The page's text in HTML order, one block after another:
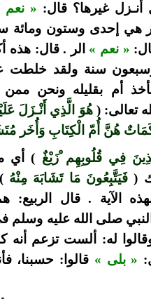
غيرها؟ قال: « نعم
هي إحدى وستون ومائة
« نعم » الر . قال: هذه
سنة ولقد خلطت
نأخذ أم بقليله ونحن ممن
تعالى: ( هُوَ الَّذِي أَنْـزَلَ
هُنَّ أُمّ الْكِتَابِ وَأُخَر
فِي قُلُوبِهِم ْزَيْغٌ ) أي
(فَيَتَّبِعُونَ مَا تَشَابَهَ مِنْهُ
الآية . قال الربيع:
صلى الله عليه وسلم
وقالوا له: ألست تزعم أنه
« بلى » قالوا: حسبنا،